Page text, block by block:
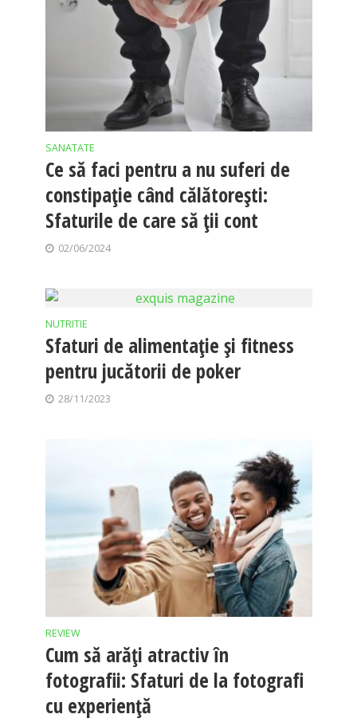
SANATATE
Ce să faci pentru a nu suferi de
constipație când călătorești:
Sfaturile de care să ții cont
02/06/2024
NUTRITIE
Sfaturi de alimentație și fitness
pentru jucătorii de poker
28/11/2023
REVIEW
Cum să arăți atractiv în
fotografii: Sfaturi de la fotografi
cu experiență